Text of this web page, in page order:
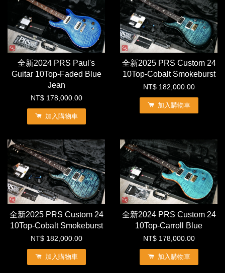
全新2024 PRS Paul's
Guitar 10Top-Faded Blue
Jean
NT$ 178,000.00
加入購物車
全新2025 PRS Custom 24
10Top-Cobalt Smokeburst
NT$ 182,000.00
加入購物車
全新2025 PRS Custom 24
10Top-Cobalt Smokeburst
NT$ 182,000.00
加入購物車
全新2024 PRS Custom 24
10Top-Carroll Blue
NT$ 178,000.00
加入購物車